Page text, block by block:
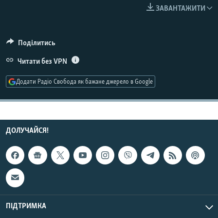
СПЕЦПРОЄКТИ
ПОДКАСТИ
КРИМ РЕАЛІЇ
РУС
УКР
КТАТ
ДОЛУЧАЙСЯ!
ЗАВАНТАЖИТИ
Поділитись
Читати без VPN
Додати Радіо Свобода як бажане джерело в Google
ДОЛУЧАЙСЯ!
ПІДТРИМКА